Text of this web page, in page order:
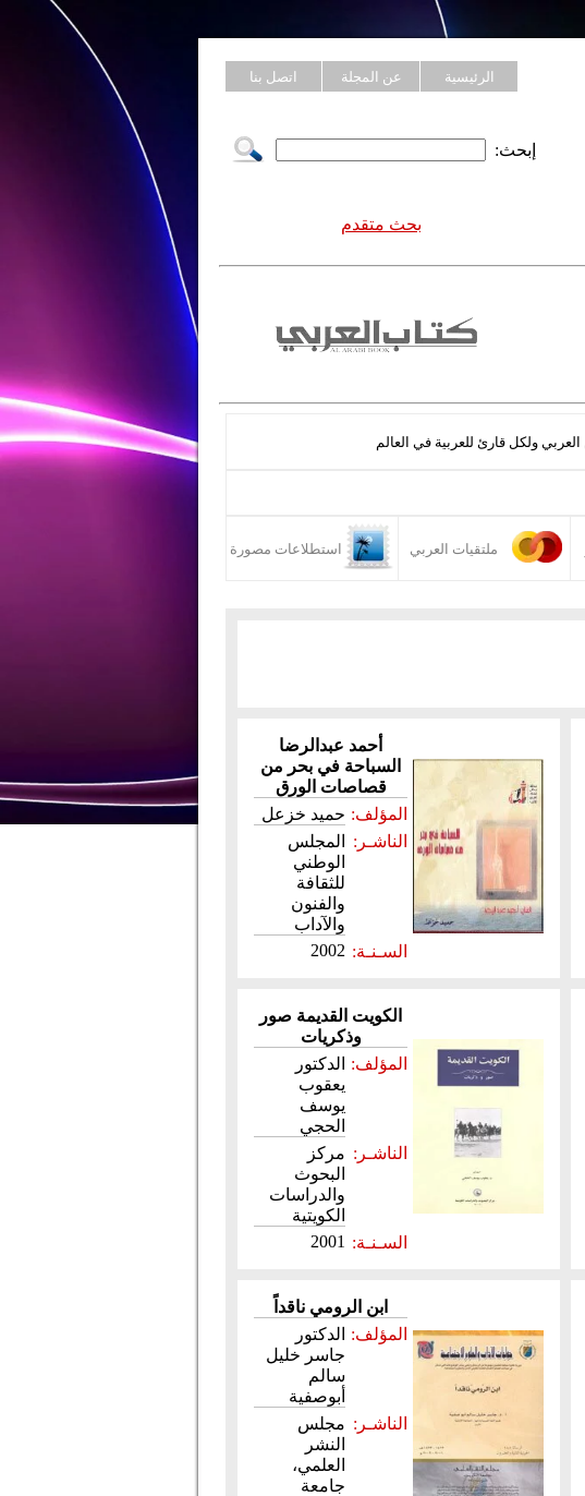
اتصل بنا عن المجلة الرئيسية
إبحث:
بحث متقدم
استطلاعات مصورة ملتقيات العربي
أحمد عبدالرضا
السباحة في بحر من
قصاصات الورق
المؤلف: حميد خزعل
الناشـر:
المجلس
الوطني
للثقافة
والفنون
والآداب
السـنـة: 2002
الكويت القديمة صور
وذكريات
المؤلف:
الدكتور
يعقوب
يوسف
الحجي
الناشـر: مركز
البحوث
والدراسات
الكويتية
السـنـة: 2001
ابن الرومي ناقداً
المؤلف:
الدكتور
جاسر خليل
سالم
أبوصفية
الناشـر: مجلس
النشر
العلمي،
جامعة